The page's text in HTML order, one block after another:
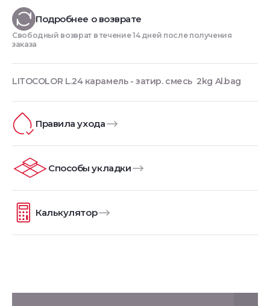
Подробнее о возврате
Свободный возврат в течение 14 дней после получения
заказа
LITOCOLOR L.24 карамель - затир. смесь 2kg Al.bag
Правила ухода
Способы укладки
Калькулятор